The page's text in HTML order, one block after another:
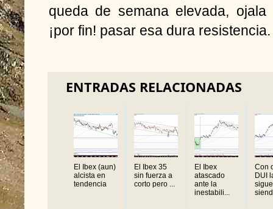
queda de semana elevada,
¡por fin! pasar esa dura resistencia.
ENTRADAS RELACIONADAS
El Ibex (aun)
alcista en
tendencia
El Ibex 35
sin fuerza a
corto pero ...
El Ibex
atascado
ante la
inestabili...
Con
DUI
sigue